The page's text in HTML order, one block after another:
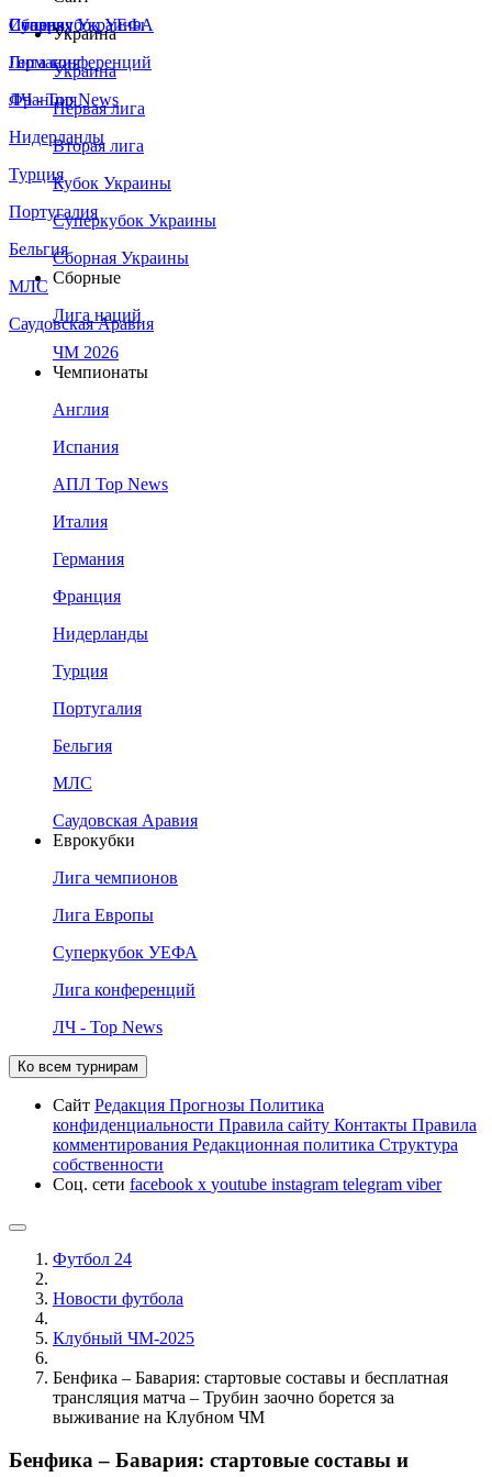
Сборная Украины
Италия
Германия
Франция
Нидерланды
Турция
Португалия
Бельгия
МЛС
Саудовская Аравия
Суперкубок УЕФА
Лига конференций
ЛЧ - Top News
Украина
Украина
Первая лига
Вторая лига
Кубок Украины
Суперкубок Украины
Сборная Украины
Сборные
Лига наций
ЧМ 2026
Чемпионаты
Англия
Испания
АПЛ Top News
Италия
Германия
Франция
Нидерланды
Турция
Португалия
Бельгия
МЛС
Саудовская Аравия
Еврокубки
Лига чемпионов
Лига Европы
Суперкубок УЕФА
Лига конференций
ЛЧ - Top News
Ко всем турнирам
Сайт Редакция Прогнозы Политика
конфиденциальности Правила сайту Контакты Правила
комментирования Редакционная политика Структура
собственности
Соц. сети facebook x youtube instagram telegram viber
Футбол 24
Новости футбола
Клубный ЧМ-2025
Бенфика – Бавария: стартовые составы и бесплатная
трансляция матча – Трубин заочно борется за
выживание на Клубном ЧМ
Бенфика – Бавария: стартовые составы и